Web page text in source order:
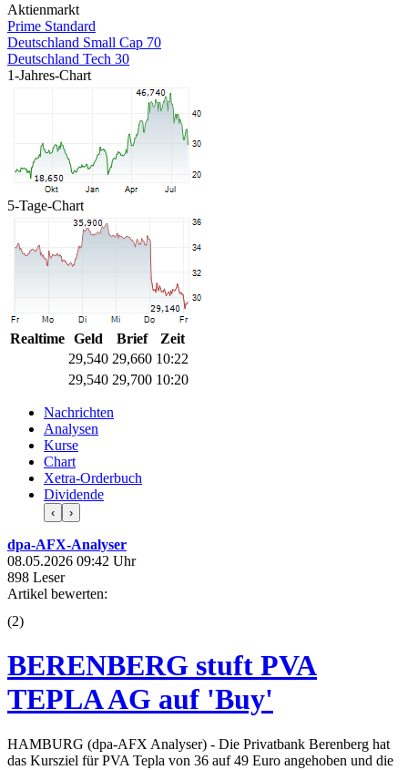
Aktienmarkt
Prime Standard
Deutschland Small Cap 70
Deutschland Tech 30
1-Jahres-Chart
5-Tage-Chart
Realtime Geld Brief
Zeit
29,540 29,660 10:22
29,540 29,700 10:20
Nachrichten
Analysen
Kurse
Chart
Xetra-Orderbuch
Dividende
‹ ›
dpa-AFX-Analyser
08.05.2026 09:42 Uhr
898 Leser
Artikel bewerten:
(2)
BERENBERG stuft PVA
TEPLA AG auf 'Buy'
HAMBURG (dpa-AFX Analyser) - Die Privatbank Berenberg hat
das Kursziel für PVA Tepla von 36 auf 49 Euro angehoben und die